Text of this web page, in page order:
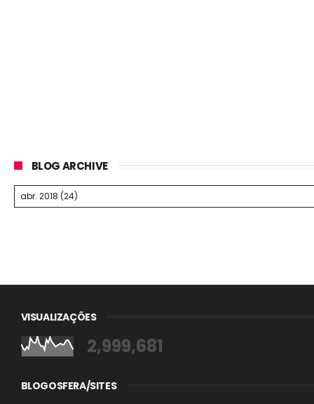
BLOG ARCHIVE
VISUALIZAÇÕES
2,999,681
BLOGOSFERA/SITES